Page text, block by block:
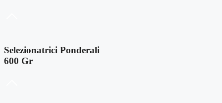
Selezionatrici Ponderali
600 Gr